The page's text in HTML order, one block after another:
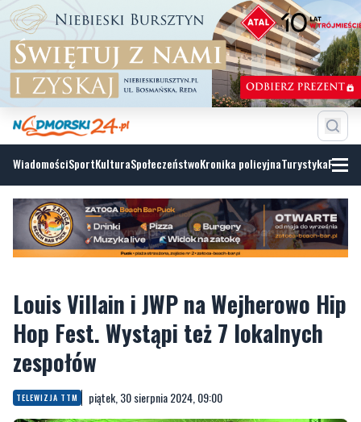
WiadomościSportKulturaSpołeczeństwoKronika policyjnaTurystyka
Louis Villain i JWP na Wejherowo Hip
zespołów
TELEWIZJA TTM piątek, 30 sierpnia 2024, 09:00